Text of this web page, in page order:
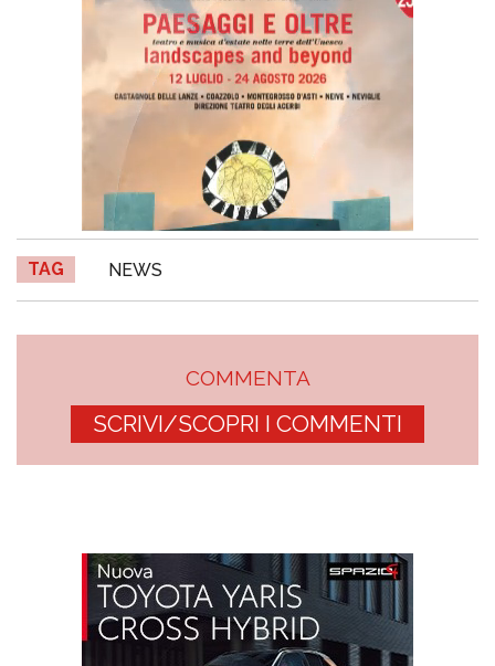
TAG NEWS
COMMENTA
SCRIVI/SCOPRI I COMMENTI